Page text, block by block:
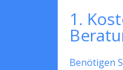
1.
Benötigen